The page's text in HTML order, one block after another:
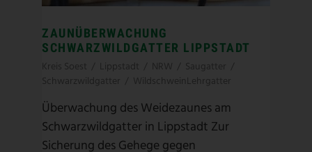
ZAUNÜBERWACHUNG
SCHWARZWILDGATTER LIPPSTADT
Kreis Soest Lippstadt NRW Saugatter
Schwarzwildgatter
WildschweinLehrgatter
Überwachung des Weidezaunes am
Schwarzwildgatter in Lippstadt Zur
Sicherung des Gehege gegen